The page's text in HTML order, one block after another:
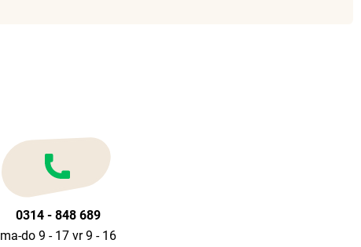
0314 - 848 689
ma-do 9 - 17 vr 9 - 16